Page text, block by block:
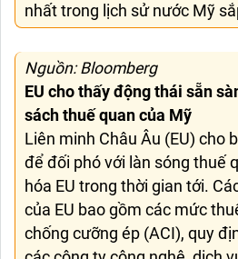
nhất trong lịch sử nước Mỹ
Nguồn: Bloomberg
EU cho thấy động thái sẵn
sách thuế quan của Mỹ
Liên minh Châu Âu (EU) cho
để đối phó với làn sóng thuế
hóa EU trong thời gian tới.
của EU bao gồm các mức
chống cưỡng ép (ACI), quy